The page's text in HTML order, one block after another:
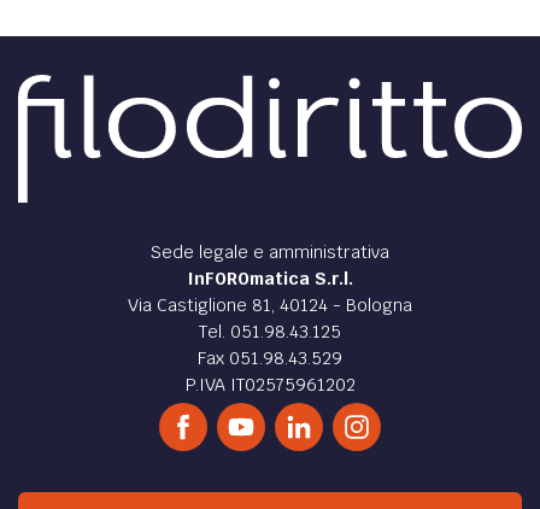
Sede legale e amministrativa
InFOROmatica S.r.l.
Via Castiglione 81, 40124 - Bologna
Tel. 051.98.43.125
Fax 051.98.43.529
P.IVA IT02575961202